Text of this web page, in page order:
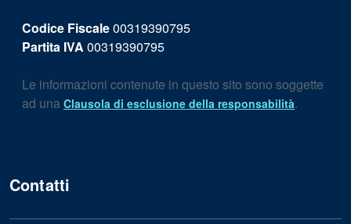
Codice Fiscale00319390795
Partita IVA 00319390795
Le informazioni contenute in questo sito sono soggette
ad una Clausola di esclusione della responsabilità.
Contatti